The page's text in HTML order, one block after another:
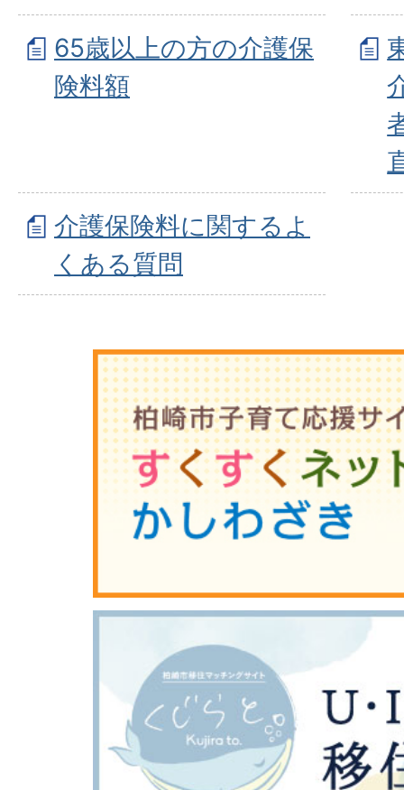
65歳以上の方の介護保
険料額
介護保険料に関するよ
くある質問